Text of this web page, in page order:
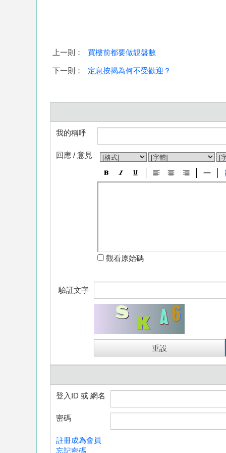
上一則： 買樓前都要做靚盤數
下一則： 定息按揭為何不受歡迎？
我的稱呼
回應 / 意見
觀看原始碼
驗証文字
登入ID 或 網名
密碼
註冊成為會員
忘記密碼